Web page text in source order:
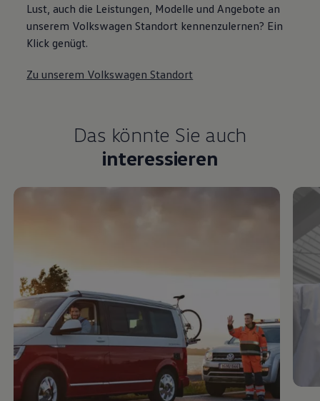
Lust, auch die Leistungen, Modelle und Angebote an
unserem Volkswagen Standort kennenzulernen? Ein
Klick genügt.
Zu unserem Volkswagen Standort
Das könnte Sie auch
interessieren